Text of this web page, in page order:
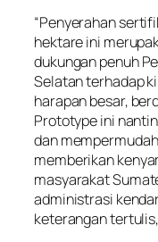
“Penyerahan
hektare ini
dukungan penuh
Selatan terhadap
harapan besar,
Prototype ini
dan
memberikan
masyarakat
administrasi
keterangan